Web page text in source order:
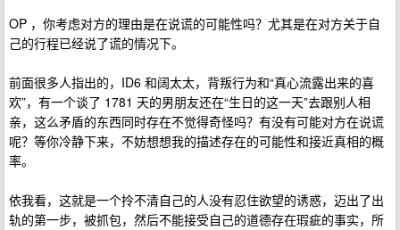
OP ，你考虑对方的理由是在说谎的可能性吗？尤其是在对方关于自
己的行程已经说了谎的情况下。
前面很多人指出的，ID6 和阔太太，背叛行为和“真心流露出来的喜
欢”，有一个谈了 1781 天的男朋友还在“生日的这一天”去跟别人相
亲，这么矛盾的东西同时存在不觉得奇怪吗？有没有可能对方在说谎
呢？等你冷静下来，不妨想想我的描述存在的可能性和接近真相的概
率。
依我看，这就是一个拎不清自己的人没有忍住欲望的诱惑，迈出了出
轨的第一步，被抓包，然后不能接受自己的道德存在瑕疵的事实，所